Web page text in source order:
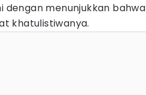
menunjukkan bahwa
khatulistiwanya.